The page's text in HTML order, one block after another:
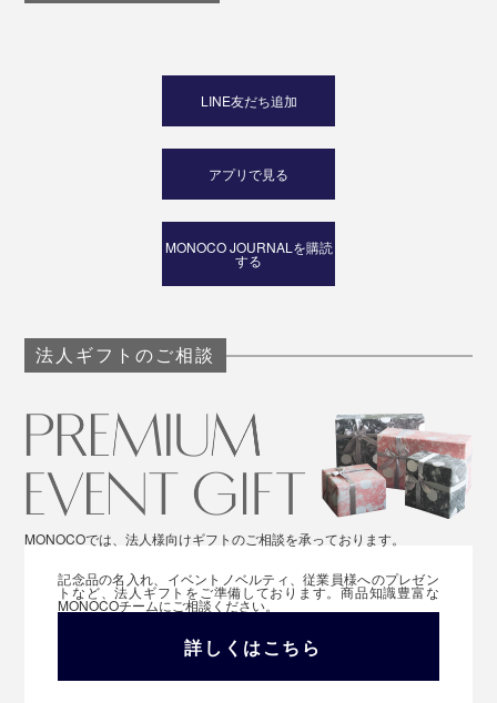
LINE友だち追加
アプリで見る
MONOCO JOURNALを購読
する
法人ギフトのご相談
MONOCOでは、法人様向けギフトのご相談を承っております。
記念品の名入れ、イベントノベルティ、従業員様へのプレゼン
トなど、法人ギフトをご準備しております。商品知識豊富な
MONOCOチームにご相談ください。
詳しくはこちら